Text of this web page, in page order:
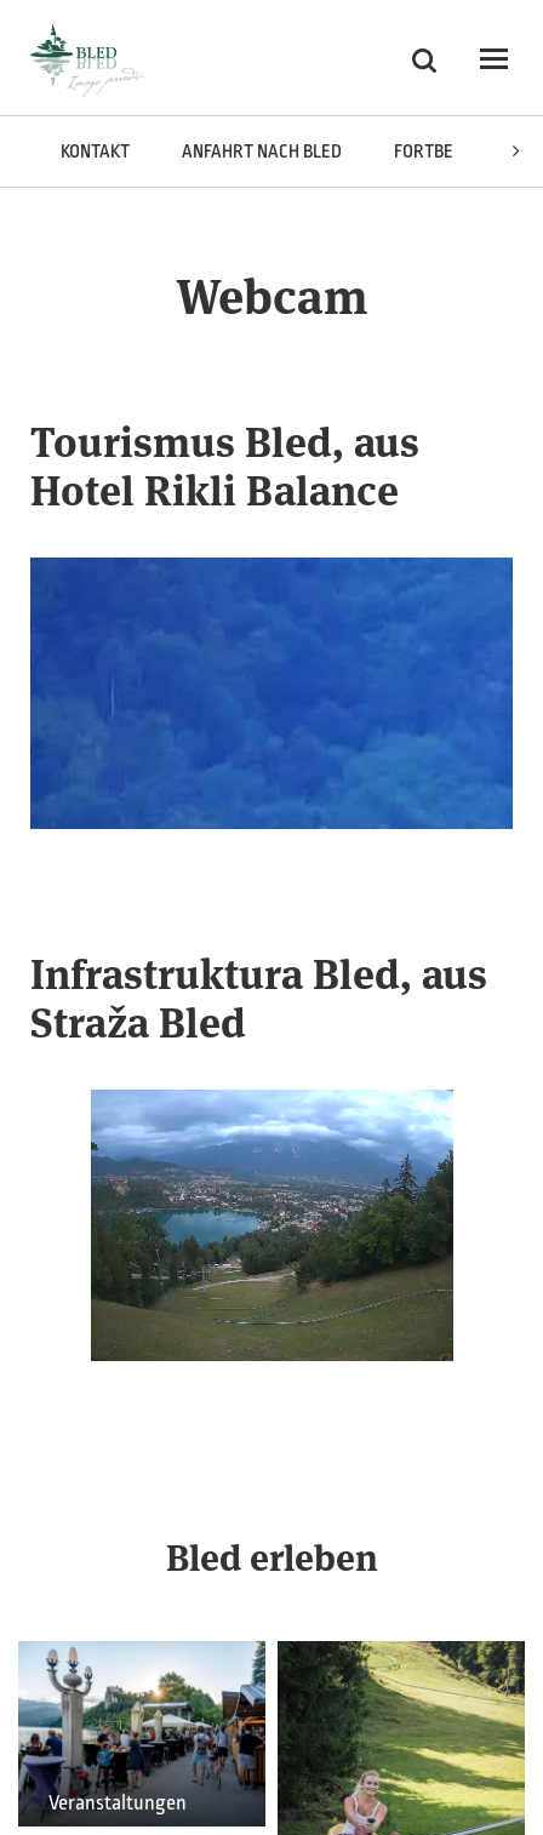
Suchen
Odpri
KONTAKT ANFAHRT NACH BLED FORTBEWEGUNG
Webcam
Tourismus Bled, aus
Hotel Rikli Balance
Infrastruktura Bled, aus
Straža Bled
Unmute
Bled erleben
Veranstaltungen